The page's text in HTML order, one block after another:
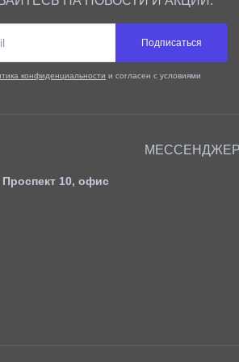
Подписаться
конфиденциальности и согласен с условиями
10, офис